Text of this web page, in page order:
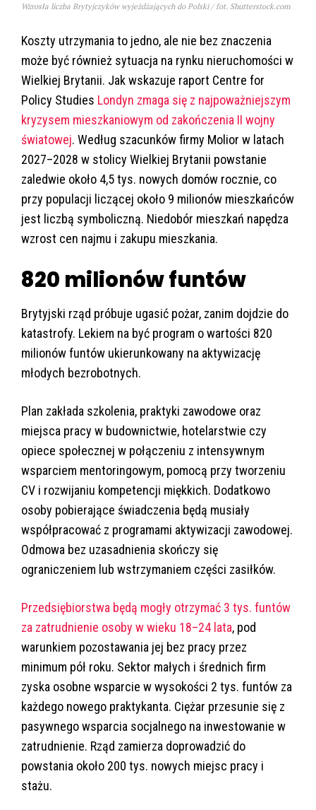
Wzrosła liczba Brytyjczyków wyjeżdżających do Polski / fot. Shutterstock.com
Koszty utrzymania to jedno, ale nie bez znaczenia
może być również sytuacja na rynku nieruchomości w
Wielkiej Brytanii. Jak wskazuje raport Centre for
Policy Studies Londyn zmaga się z najpoważniejszym
kryzysem mieszkaniowym od zakończenia II wojny
światowej. Według szacunków firmy Molior w latach
2027–2028 w stolicy Wielkiej Brytanii powstanie
zaledwie około 4,5 tys. nowych domów rocznie, co
przy populacji liczącej około 9 milionów mieszkańców
jest liczbą symboliczną. Niedobór mieszkań napędza
wzrost cen najmu i zakupu mieszkania.
820 milionów funtów
Brytyjski rząd próbuje ugasić pożar, zanim dojdzie do
katastrofy. Lekiem na być program o wartości 820
milionów funtów ukierunkowany na aktywizację
młodych bezrobotnych.
Plan zakłada szkolenia, praktyki zawodowe oraz
miejsca pracy w budownictwie, hotelarstwie czy
opiece społecznej w połączeniu z intensywnym
wsparciem mentoringowym, pomocą przy tworzeniu
CV i rozwijaniu kompetencji miękkich. Dodatkowo
osoby pobierające świadczenia będą musiały
współpracować z programami aktywizacji zawodowej.
Odmowa bez uzasadnienia skończy się
ograniczeniem lub wstrzymaniem części zasiłków.
Przedsiębiorstwa będą mogły otrzymać 3 tys. funtów
za zatrudnienie osoby w wieku 18–24 lata, pod
warunkiem pozostawania jej bez pracy przez
minimum pół roku. Sektor małych i średnich firm
zyska osobne wsparcie w wysokości 2 tys. funtów za
każdego nowego praktykanta. Ciężar przesunie się z
pasywnego wsparcia socjalnego na inwestowanie w
zatrudnienie. Rząd zamierza doprowadzić do
powstania około 200 tys. nowych miejsc pracy i
stażu.